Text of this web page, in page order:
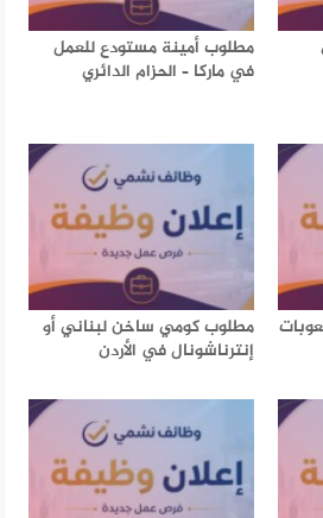
مطلوب أمينة مستودع للعمل
في ماركا – الحزام الدائري
مطلوب كومي ساخن لبناني أو
إنترناشونال في الأردن